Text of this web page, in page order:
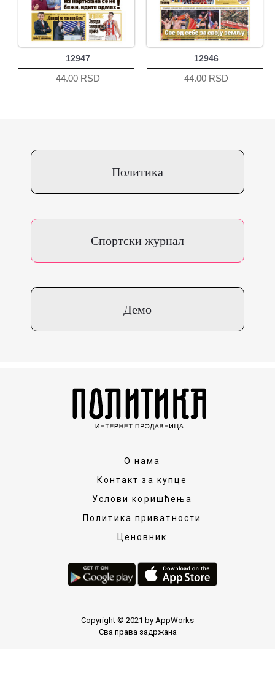
12947
44.00 RSD
12946
44.00 RSD
Политика
Спортски журнал
Демо
О нама
Контакт за купце
Услови коришћења
Политика приватности
Ценовник
Copyright © 2021 by AppWorks
Сва права задржана